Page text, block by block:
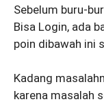
Sebelum buru-
Bisa Login, ada
poin dibawah ini
Kadang
karena masalah